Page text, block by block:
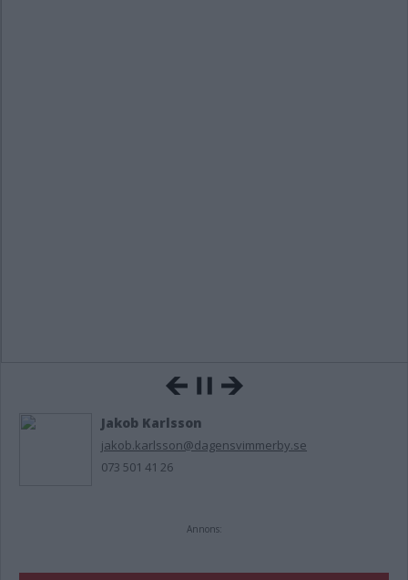
Jakob Karlsson
jakob.karlsson@dagensvimmerby.se
073 501 41 26
Annons: